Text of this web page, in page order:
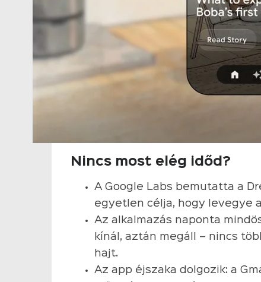
Nincs most elég időd?
A Google Labs bemutatta a
egyetlen célja, hogy levegye
Az alkalmazás naponta
kínál, aztán megáll – nincs
hajt.
Az app éjszaka dolgozik: a